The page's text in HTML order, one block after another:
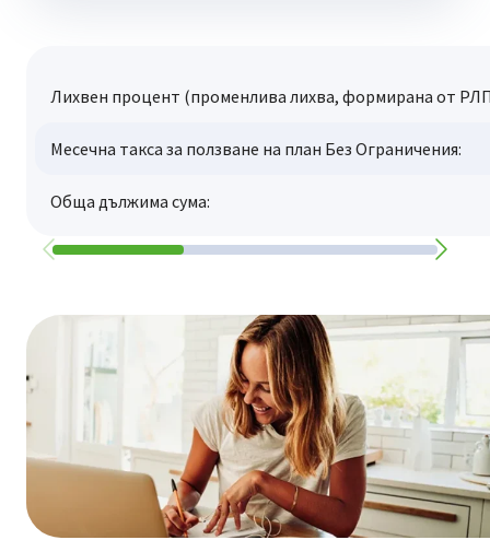
Лихвен процент (променлива лихва, формирана от
Месечна такса за ползване на план Без Ограничения:
Обща дължима сума: